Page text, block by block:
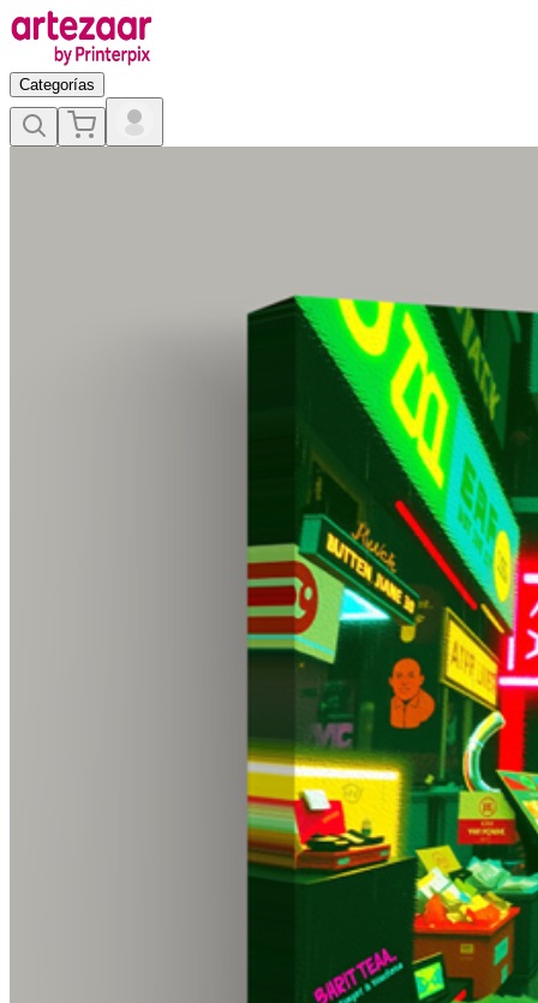
Categorías